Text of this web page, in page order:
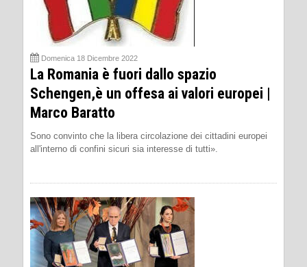
Domenica 18 Dicembre 2022
La Romania è fuori dallo spazio
Schengen,è un offesa ai valori europei |
Marco Baratto
Sono convinto che la libera circolazione dei cittadini europei
all'interno di confini sicuri sia interesse di tutti».